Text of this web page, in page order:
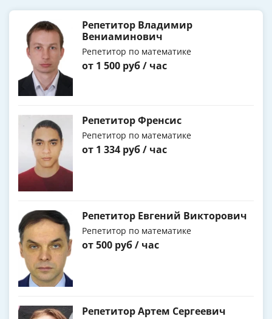
Репетитор Владимир
Вениаминович
Репетитор по математике
от 1 500 руб / час
Репетитор Френсис
Репетитор по математике
от 1 334 руб / час
Репетитор Евгений Викторович
Репетитор по математике
от 500 руб / час
Репетитор Артем Сергеевич